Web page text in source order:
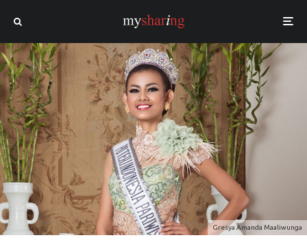
Gresya Amanda Maaliwunga